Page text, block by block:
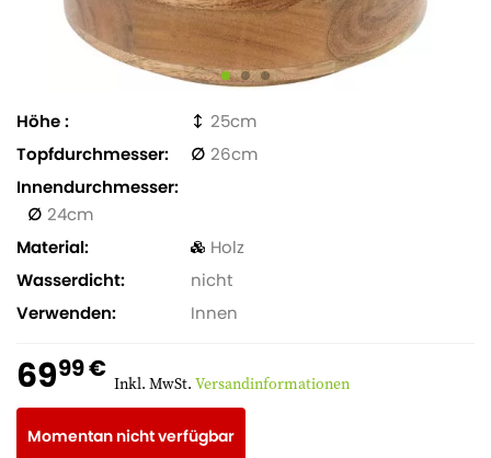
Höhe
25
Topfdurchmesser
26
Innendurchmesser
24
Material
Holz
Wasserdicht
nicht
Verwenden
Innen
6999 € Inkl. MwSt. Versandinformationen
Momentan nicht verfügbar